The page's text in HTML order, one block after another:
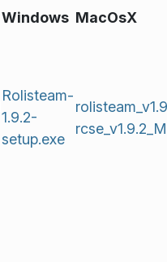
Windows MacOsX
Rolisteam-
1.9.2-
setup.exe